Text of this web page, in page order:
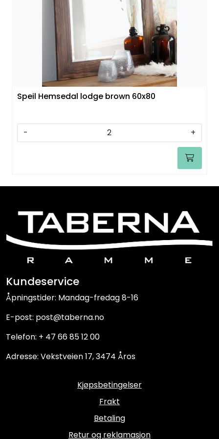
Speil Hemsedal lodge brown 60x80
- +
Kundeservice
Åpningstider: Mandag-fredag 8-16
E-post: post@taberna.no
Telefon: + 47 66 85 12 00
Adresse: Vekstveien 17, 3474 Åros
Kjøpsbetingelser
Frakt
Betaling
Retur og reklamasjon
Trykk av bilder/skilt og innramming
SOMMEROUTLET